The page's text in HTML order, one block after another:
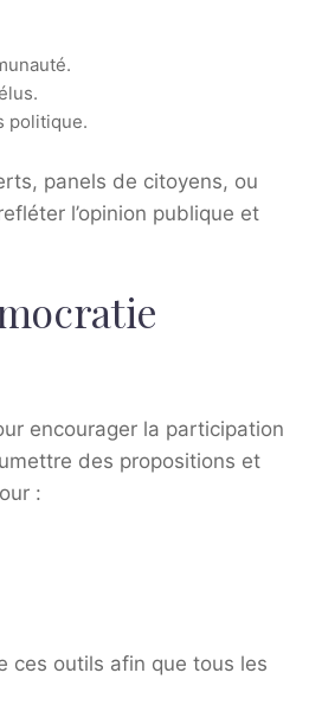
politique.
panels de citoyens, ou
l’opinion publique et
encourager la participation
des propositions et
:
ces outils afin que tous les